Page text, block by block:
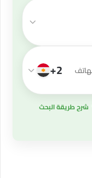
+2
شرح طريقة البحث